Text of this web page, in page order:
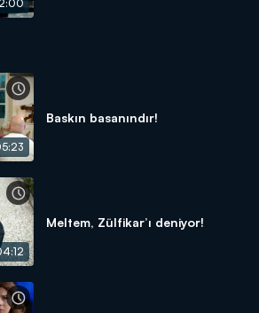
Baskın basanındır!
Meltem, Zülfikar’ı deniyor!